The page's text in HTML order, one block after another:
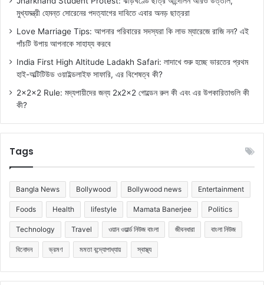
মুখ্যমন্ত্রী হেমন্ত সোরেনের পদত্যাগের দাবিতে এবার অনড় ছাত্ররা
Love Marriage Tips: আপনার পরিবারের সদস্যরা কি লাভ ম্যারেজে রাজি নন? এই
পাঁচটি উপায় আপনাকে সাহায্য করবে
India First High Altitude Ladakh Safari: লাদাখে শুরু হচ্ছে ভারতের প্রথম
হাই-অল্টিটিউড ওয়াইল্ডলাইফ সাফারি, এর বিশেষত্ব কী?
2x2x2 Rule: মদ্যপায়ীদের জন্য 2x2x2 গোল্ডেন রুল কী এবং এর উপকারিতাগুলি কী
কী?
Tags
Bangla News Bollywood Bollywood news Entertainment
Foods Health lifestyle Mamata Banerjee Politics
Technology Travel ওয়ান ওয়ার্ল্ড নিউজ বাংলা জীবনধারা বাংলা নিউজ
বিনোদন ভ্রমণ মমতা বন্দ্যোপাধ্যায় স্বাস্থ্য